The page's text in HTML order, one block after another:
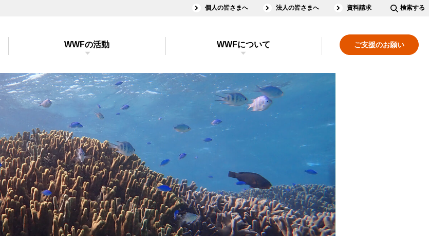
個人の皆さまへ 法人の皆さまへ 資料請求 検索する
ご支援のお願い
WWFの活動 WWFについて